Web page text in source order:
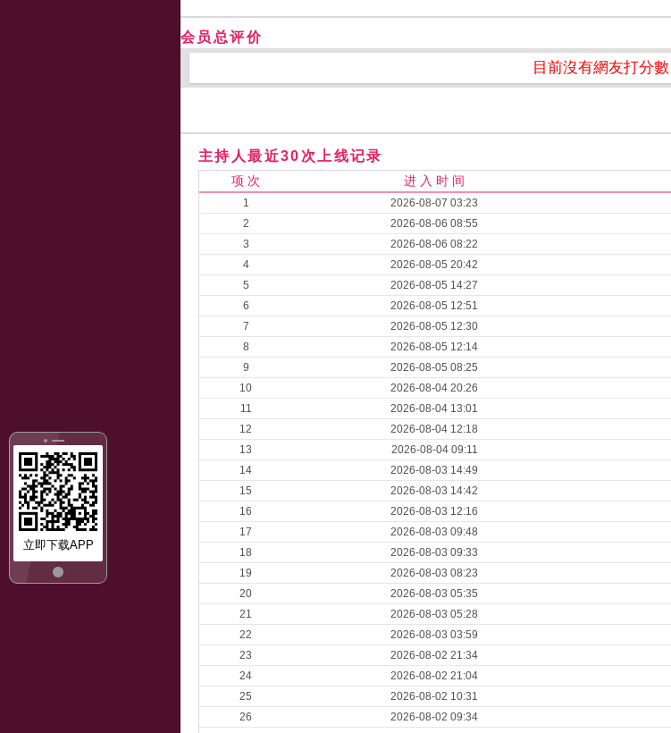
立即下载APP
会员总评价
目前沒有網友打分數
主持人最近30次上线记录
项 次 进 入 时 间
1 2026-08-07 03:23
2
2026-08-06 08:55
3
2026-08-06 08:22
4
2026-08-05 20:42
5
2026-08-05 14:27
6
2026-08-05 12:51
7
2026-08-05 12:30
8
2026-08-05 12:14
9
2026-08-05 08:25
10
2026-08-04 20:26
11
2026-08-04 13:01
12
2026-08-04 12:18
13
2026-08-04 09:11
14
2026-08-03 14:49
15
2026-08-03 14:42
16
2026-08-03 12:16
17
2026-08-03 09:48
18
2026-08-03 09:33
19
2026-08-03 08:23
20
2026-08-03 05:35
21
2026-08-03 05:28
22
2026-08-03 03:59
23
2026-08-02 21:34
24
2026-08-02 21:04
25
2026-08-02 10:31
26
2026-08-02 09:34